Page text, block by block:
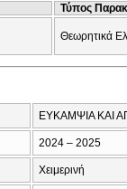
Τύπος
Θεωρητικά
ΕΥΚΑΜΨΙΑ ΚΑΙ
2024 – 2025
Χειμερινή